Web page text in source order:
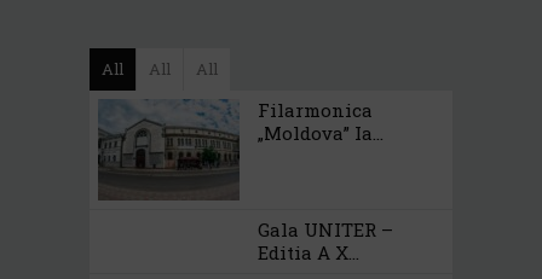
All All All
Filarmonica
„Moldova” Ia...
Gala UNITER –
Editia A X...